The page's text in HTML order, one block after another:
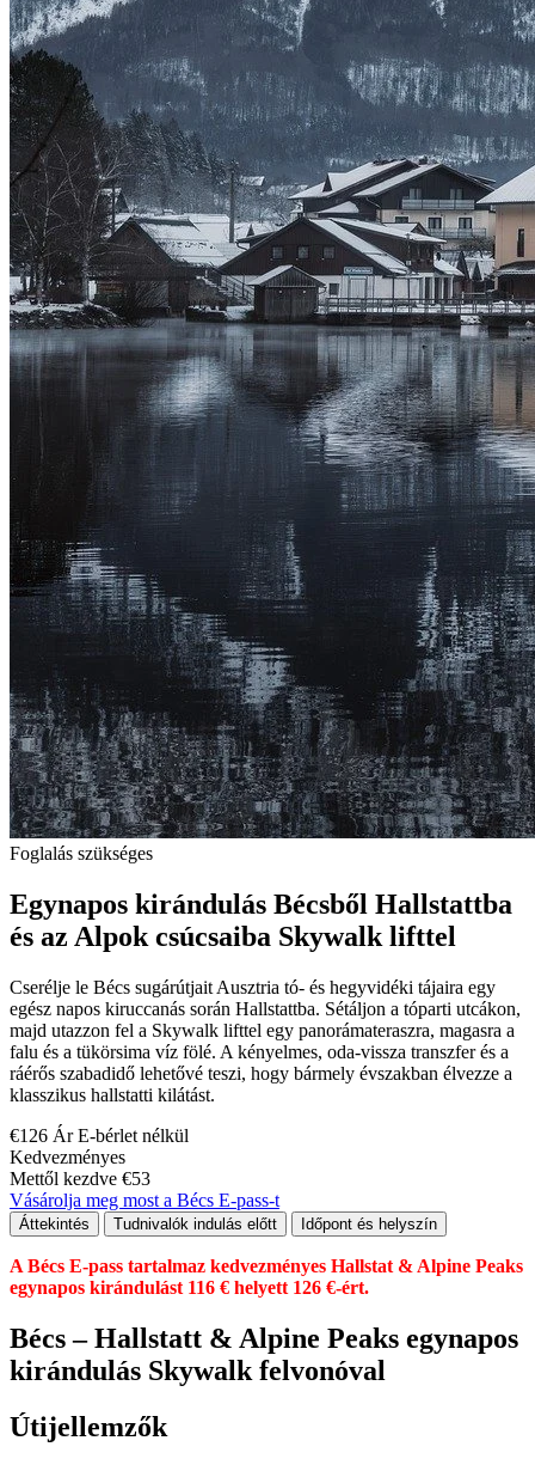
Foglalás szükséges
Egynapos kirándulás Bécsből Hallstattba
és az Alpok csúcsaiba Skywalk lifttel
Cserélje le Bécs sugárútjait Ausztria tó- és hegyvidéki tájaira egy
egész napos kiruccanás során Hallstattba. Sétáljon a tóparti utcákon,
majd utazzon fel a Skywalk lifttel egy panorámateraszra, magasra a
falu és a tükörsima víz fölé. A kényelmes, oda-vissza transzfer és a
ráérős szabadidő lehetővé teszi, hogy bármely évszakban élvezze a
klasszikus hallstatti kilátást.
€126 Ár E-bérlet nélkül
Kedvezményes
Mettől kezdve €53
Vásárolja meg most a Bécs E-pass-t
Áttekintés Tudnivalók indulás előtt Időpont és helyszín
A Bécs E-pass tartalmaz kedvezményes Hallstat & Alpine Peaks
egynapos kirándulást 116 € helyett 126 €-ért.
Bécs – Hallstatt & Alpine Peaks egynapos
kirándulás Skywalk felvonóval
Útijellemzők